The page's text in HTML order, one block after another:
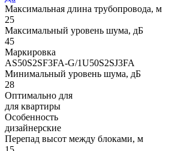
Максимальная длина трубопровода, м
25
Максимальный уровень шума, дБ
45
Маркировка
AS50S2SF3FA-G/1U50S2SJ3FA
Минимальный уровень шума, дБ
28
Оптимально для
для квартиры
Особенность
дизайнерские
Перепад высот между блоками, м